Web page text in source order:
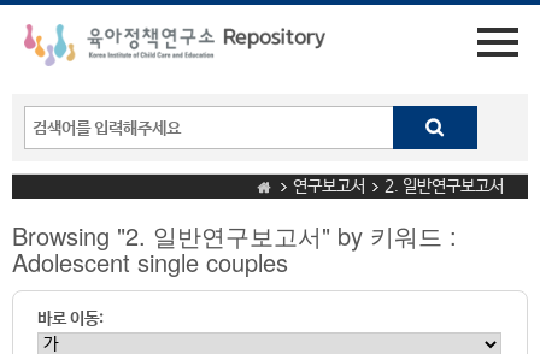
연구보고서 2. 일반연구보고서
Browsing "2. 일반연구보고서" by 키워드 :
Adolescent single couples
바로 이동: